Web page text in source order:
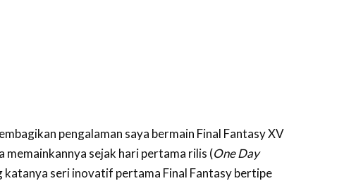
pengalaman saya bermain Final Fantasy XV
memainkannya sejak hari pertama rilis (One Day
katanya seri inovatif pertama Final Fantasy bertipe